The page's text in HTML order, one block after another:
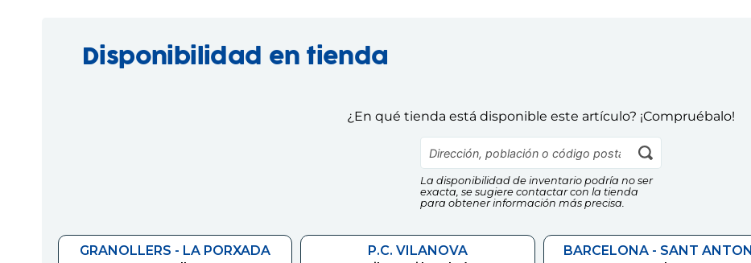
Disponibilidad en tienda
¿En qué tienda está disponible este artículo? ¡Compruébalo!
La disponibilidad de inventario podría no ser
exacta, se sugiere contactar con la tienda
para obtener información más precisa.
GRANOLLERS - LA PORXADA P.C. VILANOVA BARCELONA - SANT ANTONI